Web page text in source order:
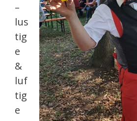
–
lus
tig
e
&
luf
tig
e